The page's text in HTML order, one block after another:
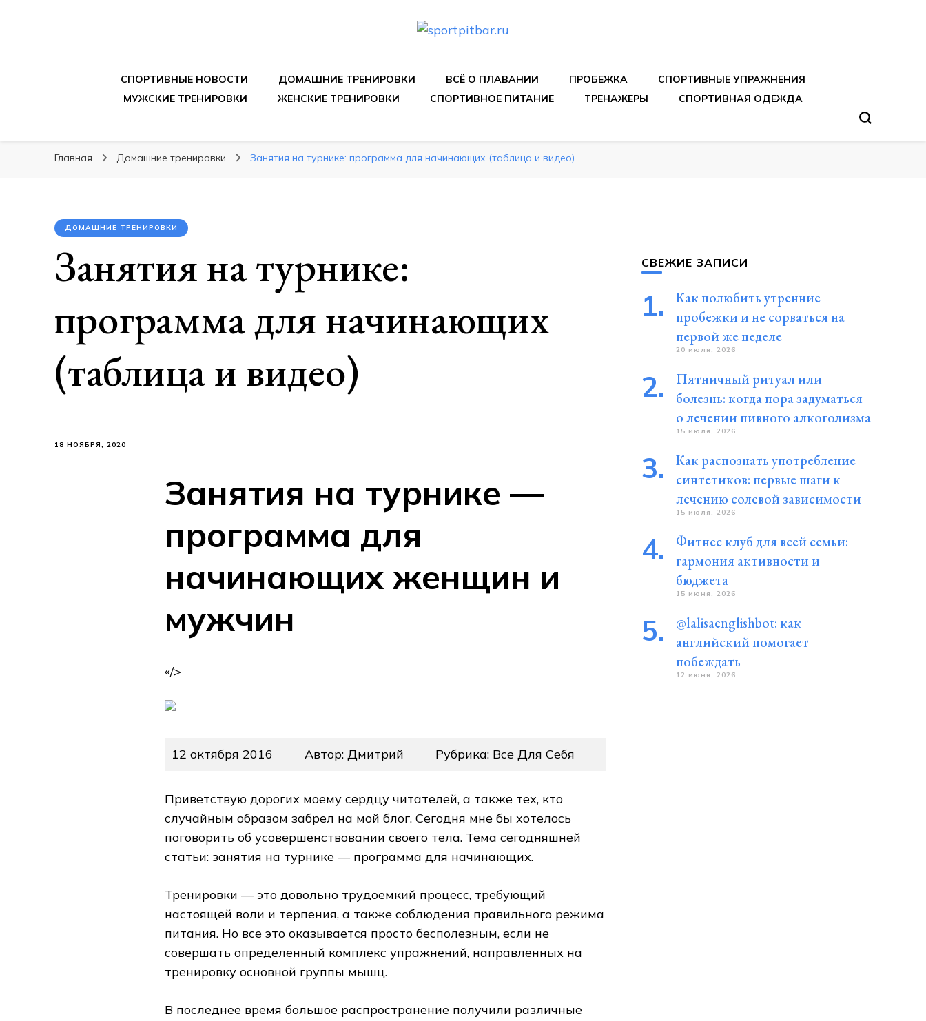
СПОРТИВНЫЕ НОВОСТИ ДОМАШНИЕ ТРЕНИРОВКИ ВСЁ О ПЛАВАНИИ ПРОБЕЖКА
СПОРТИВНЫЕ УПРАЖНЕНИЯ
МУЖСКИЕ ТРЕНИРОВКИ
ЖЕНСКИЕ ТРЕНИРОВКИ СПОРТИВНОЕ ПИТАНИЕ ТРЕНАЖЕРЫ СПОРТИВНАЯ ОДЕЖДА
Главная Домашние тренировки Занятия на турнике: программа для начинающих (таблица и видео)
ДОМАШНИЕ ТРЕНИРОВКИ
Занятия на турнике:
программа для начинающих
(таблица и видео)
18 НОЯБРЯ, 2020
Занятия на турнике —
программа для
начинающих женщин и
мужчин
«/>
12 октября 2016 Автор: Дмитрий Рубрика: Все Для Себя
Приветствую дорогих моему сердцу читателей, а также тех, кто
случайным образом забрел на мой блог. Сегодня мне бы хотелось
поговорить об усовершенствовании своего тела. Тема сегодняшней
статьи: занятия на турнике — программа для начинающих.
Тренировки — это довольно трудоемкий процесс, требующий
настоящей воли и терпения, а также соблюдения правильного режима
питания. Но все это оказывается просто бесполезным, если не
совершать определенный комплекс упражнений, направленных на
тренировку основной группы мышц.
В последнее время большое распространение получили различные
СВЕЖИЕ ЗАПИСИ
Как полюбить утренние
пробежки и не сорваться на
первой же неделе
20 июля, 2026
Пятничный ритуал или
болезнь: когда пора задуматься
о лечении пивного алкоголизма
15 июля, 2026
Как распознать употребление
синтетиков: первые шаги к
лечению солевой зависимости
15 июля, 2026
Фитнес клуб для всей семьи:
гармония активности и
бюджета
15 июня, 2026
@lalisaenglishbot: как
английский помогает
побеждать
12 июня, 2026